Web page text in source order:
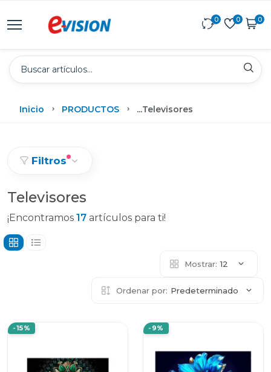
0 0 0
Inicio PRODUCTOS ...Televisores
Filtros
Televisores
¡Encontramos 17 artículos para ti!
Mostrar: 12
Ordenar por: Predeterminado
-15% -9%